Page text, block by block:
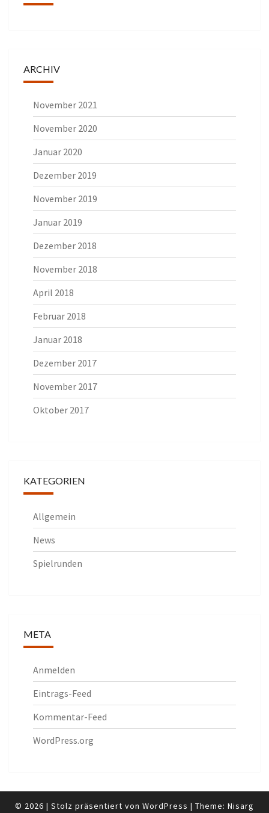
ARCHIV
November 2021
November 2020
Januar 2020
Dezember 2019
November 2019
Januar 2019
Dezember 2018
November 2018
April 2018
Februar 2018
Januar 2018
Dezember 2017
November 2017
Oktober 2017
KATEGORIEN
Allgemein
News
Spielrunden
META
Anmelden
Eintrags-Feed
Kommentar-Feed
WordPress.org
© 2026 | Stolz präsentiert von WordPress | Theme: Nisarg